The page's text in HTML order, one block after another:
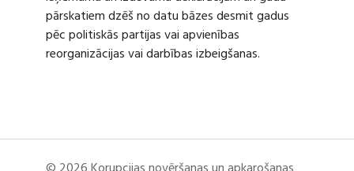
pārskatiem dzēš no datu bāzes desmit gadus
pēc politiskās partijas vai apvienības
reorganizācijas vai darbības izbeigšanas.